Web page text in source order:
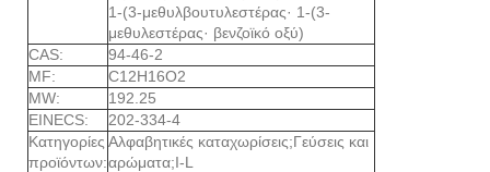
1-(3-μεθυλβουτυλεστέρας· 1-(3-
μεθυλεστέρας· βενζοϊκό οξύ)
CAS:
94-46-2
MF:
C12H16O2
MW:
192.25
EINECS:
202-334-4
Κατηγορίες
προϊόντων:
Αλφαβητικές καταχωρίσεις;Γεύσεις και
αρώματα;I-L